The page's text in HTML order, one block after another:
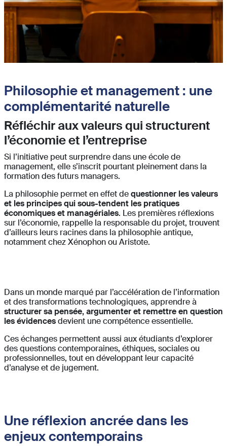
Philosophie et management : une
complémentarité naturelle
Réfléchir aux valeurs qui structurent
l’économie et l’entreprise
Si l’initiative peut surprendre dans une école de
management, elle s’inscrit pourtant pleinement dans la
formation des futurs managers.
La philosophie permet en effet dequestionner les valeurs
et les principes qui sous-tendent les pratiques
économiques et managériales. Les premières réflexions
sur l’économie, rappelle la responsable du projet, trouvent
d’ailleurs leurs racines dans la philosophie antique,
notamment chez Xénophon ou Aristote.
Dans un monde marqué par l’accélération de l’information
et des transformations technologiques, apprendre à
structurer sa pensée, argumenter et remettre en question
les évidencesdevient une compétence essentielle.
Ces échanges permettent aussi aux étudiants d’explorer
des questions contemporaines, éthiques, sociales ou
professionnelles, tout en développant leur capacité
d’analyse et de jugement.
Une réflexion ancrée dans les
enjeux contemporains